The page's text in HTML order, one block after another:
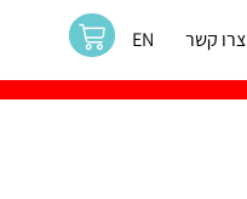
צרו קשר EN